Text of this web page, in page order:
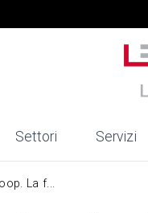
Settori Servizi
La f...